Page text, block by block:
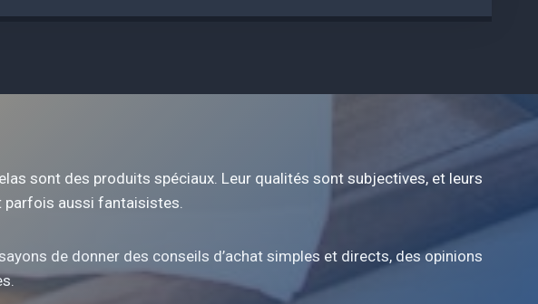
sont des produits spéciaux. Leur qualités sont subjectives, et leurs
parfois aussi fantaisistes.
de donner des conseils d’achat simples et directs, des opinions